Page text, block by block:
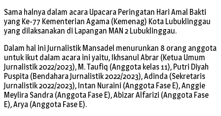
Sama halnya dalam acara Upacara Peringatan Hari Amal Bakti
yang Ke-77 Kementerian Agama (Kemenag) Kota Lubuklinggau
yang dilaksanakan di Lapangan MAN 2 Lubuklinggau.
Dalam hal ini Jurnalistik Mansadel menurunkan 8 orang anggota
untuk ikut dalam acara ini yaitu, Ikhsanul Abrar (Ketua Umum
Jurnalistik 2022/2023), M. Taufiq (Anggota kelas 11), Putri Diyah
Puspita (Bendahara Jurnalistik 2022/2023), Adinda (Sekretaris
Jurnalistik 2022/2023), Intan Nuraini (Anggota Fase E), Anggie
Meylira Sandra (Anggota Fase E), Abizar Alfarizi (Anggota Fase
E), Arya (Anggota Fase E).